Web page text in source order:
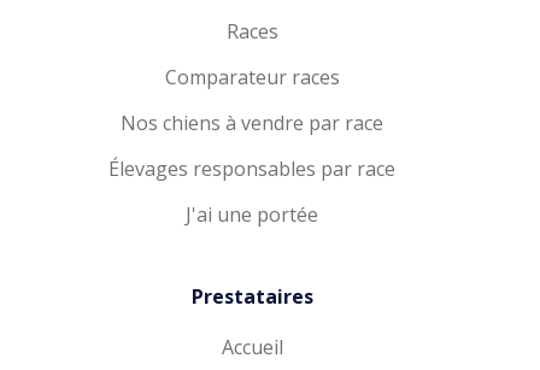
Races
Comparateur races
Nos chiens à vendre par race
Élevages responsables par race
J'ai une portée
Prestataires
Accueil